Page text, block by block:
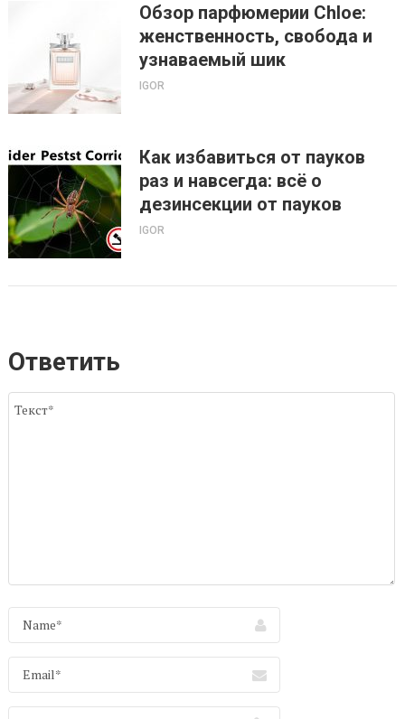
Обзор парфюмерии Chloe:
женственность, свобода и
узнаваемый шик
IGOR
Как избавиться от пауков
раз и навсегда: всё о
дезинсекции от пауков
IGOR
Ответить